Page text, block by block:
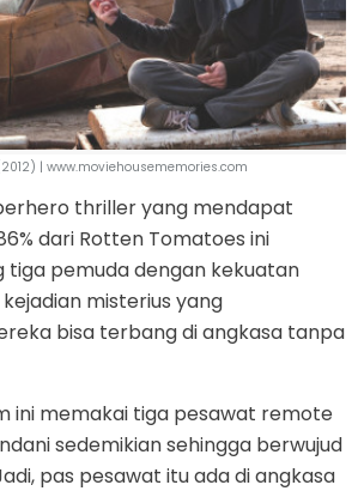
| www.moviehousememories.com
thriller yang mendapat
dari Rotten Tomatoes ini
pemuda dengan kekuatan
misterius yang
bisa terbang di angkasa tanpa
ini memakai tiga pesawat remote
sedemikian sehingga berwujud
pas pesawat itu ada di angkasa